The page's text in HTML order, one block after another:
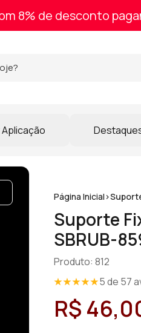
8% de desconto
Página Inicial>
Suporte
SBRUB-
Produto: 812
5 de 57
R$